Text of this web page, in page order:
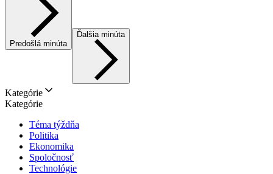
Predošlá minúta
Ďalšia minúta
Kategórie
Kategórie
Téma týždňa
Politika
Ekonomika
Spoločnosť
Technológie